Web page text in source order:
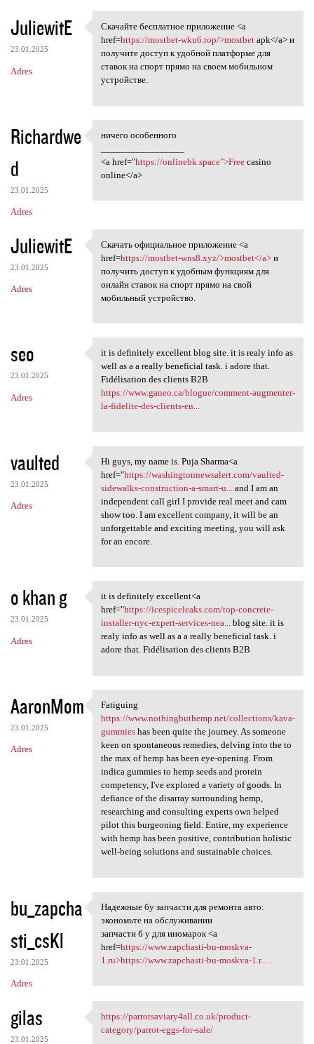
JuliewitE
23.01.2025
Adres
Скачайте бесплатное
Скачайте бесплатное приложение <a
href=https://mostbet-wku6.top/>mostbetapk</a> и
получите доступ к удобной платформе для
ставок на спорт прямо на своем мобильном
устройстве.
Richardwe
d
23.01.2025
Adres
ничего особенного
ничего особенного
<a href="https://onlinebk.space">Freecasino
online</a>
JuliewitE
23.01.2025
Adres
Скачать официальное
Скачать официальное приложение <a
href=https://mostbet-wns8.xyz/>mostbet</a>и
получить доступ к удобным функциям для
онлайн ставок на спорт прямо на свой
мобильный устройство.
seo
23.01.2025
Adres
it is definitely excellent
it is definitely excellent blog site. it is realy info as
well as a a really beneficial task. i adore that.
Fidélisation des clients B2B
https://www.ganeo.ca/blogue/comment-augmenter-
la-fidelite-des-clients-en...
vaulted
23.01.2025
Adres
Hi guys, my name is. Puja
Hi guys, my name is. Puja Sharma<a
href="https://washingtonnewsalert.com/vaulted-
sidewalks-construction-a-smart-u...
and I am an
independent call girl I provide real meet and cam
show too. I am excellent company, it will be an
unforgettable and exciting meeting, you will ask
for an encore.
o khan g
23.01.2025
Adres
it is definitely excellent<a
it is definitely excellent<a
href="https://icespiceleaks.com/top-concrete-
installer-nyc-expert-services-nea...blog site. it is
realy info as well as a a really beneficial task. i
adore that. Fidélisation des clients B2B
AaronMom
23.01.2025
Adres
Fatiguing https://www
Fatiguing
https://www.nothingbuthemp.net/collections/kava-
gummieshas been quite the journey. As someone
keen on spontaneous remedies, delving into the to
the max of hemp has been eye-opening. From
indica gummies to hemp seeds and protein
competency, I've explored a variety of goods. In
defiance of the disarray surrounding hemp,
researching and consulting experts own helped
pilot this burgeoning field. Entire, my experience
with hemp has been positive, contribution holistic
well-being solutions and sustainable choices.
bu_zapcha
sti_csKl
23.01.2025
Adres
Надежные бу запчасти для
Надежные бу запчасти для ремонта авто:
экономьте на обслуживании
запчасти б у для иномарок <a
href=https://www.zapchasti-bu-moskva-
1.ru>https://www.zapchasti-bu-moskva-1.r...
gilas
23.01.2025
https://parrotsaviary4all.co
https://parrotsaviary4all.co.uk/product-
category/parrot-eggs-for-sale/